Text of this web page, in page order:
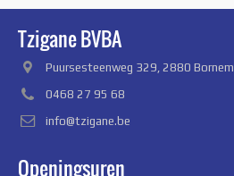
Tzigane BVBA
Puursesteenweg 329, 2880 Bornem
0468 27 95 68
info@tzigane.be
Openingsuren